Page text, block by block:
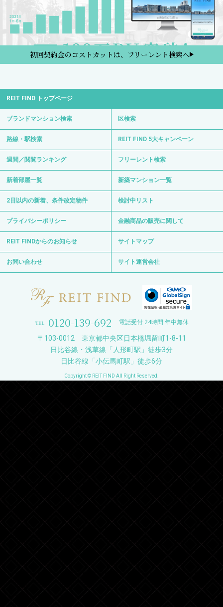
初回契約金のコストカットは、フリーレント検索へ
REIT FIND トップページ
ブランドマンション検索 区検索
路線・駅検索 REIT FIND 5大キャンペーン
週間／閲覧ランキング フリーレント検索
新着部屋一覧 新築マンション一覧
2日以内の新着、条件改定物件 検討中リスト
プライバシーポリシー 金融商品の販売に関して
REIT FINDからのお知らせ サイトマップ
お問い合わせ サイト運営会社
0120-139-692 電話受付 24時間 年中無休
〒103-0012 東京都中央区日本橋堀留町1-8-11
日比谷線・浅草線「人形町駅」徒歩3分
日比谷線「小伝馬町駅」徒歩6分
Copyright © REIT FIND All Right Reserved.